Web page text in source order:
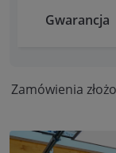
Gwarancja
Zamówienia